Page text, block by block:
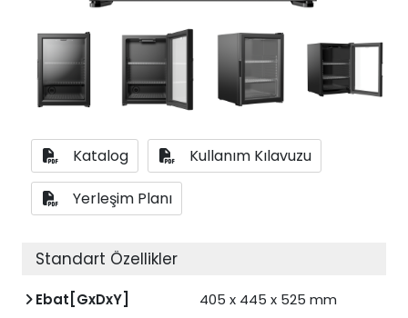
Katalog Kullanım Kılavuzu
Yerleşim Planı
Standart Özellikler
Ebat[GxDxY]
405 x 445 x 525 mm